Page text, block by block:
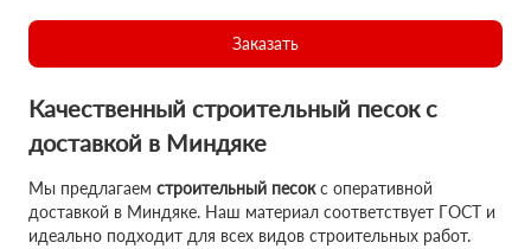
Заказать
Качественный строительный песок с
доставкой в Миндяке
Мы предлагаем строительный песокс оперативной
доставкой в Миндяке. Наш материал соответствует ГОСТ и
идеально подходит для всех видов строительных работ.